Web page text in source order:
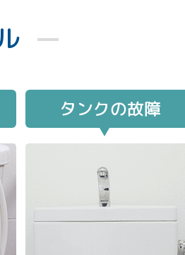
タンクの故障